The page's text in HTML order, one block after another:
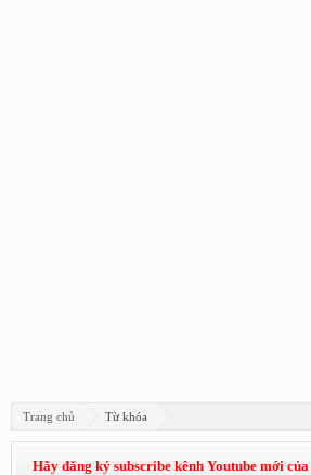
Trang chủ Từ khóa
Hãy đăng ký subscribe kênh Youtube mới